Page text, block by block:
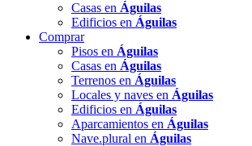
Casas en Águilas
Edificios en Águilas
Comprar
Pisos en Águilas
Casas en Águilas
Terrenos en Águilas
Locales y naves en Águilas
Edificios en Águilas
Aparcamientos en Águilas
Nave.plural en Águilas